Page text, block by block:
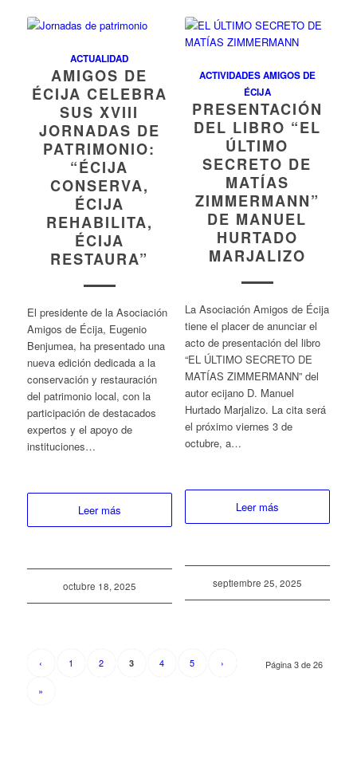
ACTUALIDAD
AMIGOS DE
ÉCIJA CELEBRA
SUS XVIII
JORNADAS DE
PATRIMONIO:
“ÉCIJA
CONSERVA,
ÉCIJA
REHABILITA,
ÉCIJA
RESTAURA”
El presidente de la Asociación
Amigos de Écija, Eugenio
Benjumea, ha presentado una
nueva edición dedicada a la
conservación y restauración
del patrimonio local, con la
participación de destacados
expertos y el apoyo de
instituciones…
Leer más
octubre 18, 2025
ACTIVIDADES AMIGOS DE
ÉCIJA
PRESENTACIÓN
DEL LIBRO “EL
ÚLTIMO
SECRETO DE
MATÍAS
ZIMMERMANN”
DE MANUEL
HURTADO
MARJALIZO
La Asociación Amigos de Écija
tiene el placer de anunciar el
acto de presentación del libro
“EL ÚLTIMO SECRETO DE
MATÍAS ZIMMERMANN” del
autor ecijano D. Manuel
Hurtado Marjalizo. La cita será
el próximo viernes 3 de
octubre, a…
Leer más
septiembre 25, 2025
Página 3 de 26
‹ 1 2 3 4 5 ›
»